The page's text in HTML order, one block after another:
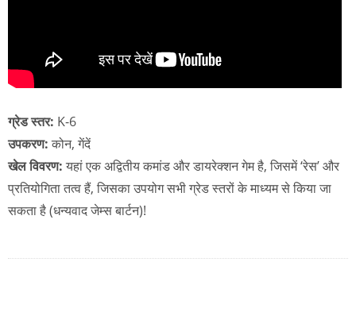
ग्रेड स्तर: K-6
उपकरण: कोन, गेंदें
खेल विवरण: यहां एक अद्वितीय कमांड और डायरेक्शन गेम है, जिसमें ‘रेस’ और
प्रतियोगिता तत्व हैं, जिसका उपयोग सभी ग्रेड स्तरों के माध्यम से किया जा
सकता है (धन्यवाद जेम्स बार्टन)!